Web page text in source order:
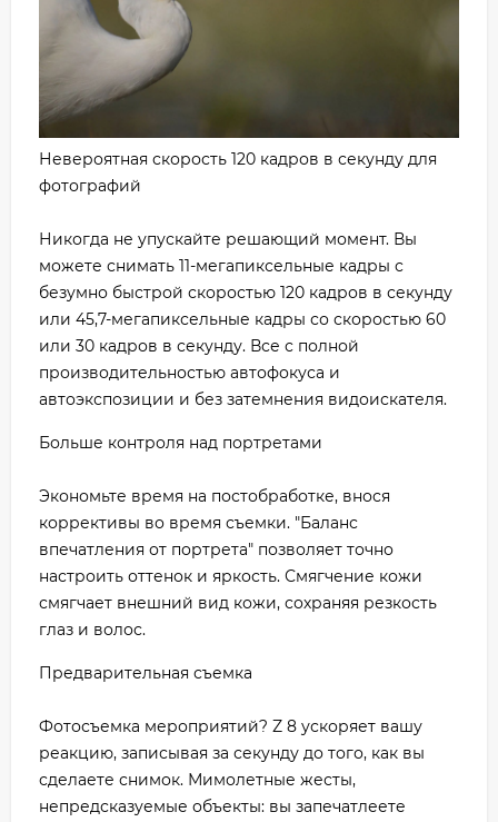
Невероятная скорость 120 кадров в секунду для
фотографий
Никогда не упускайте решающий момент. Вы
можете снимать 11-мегапиксельные кадры с
безумно быстрой скоростью 120 кадров в секунду
или 45,7-мегапиксельные кадры со скоростью 60
или 30 кадров в секунду. Все с полной
производительностью автофокуса и
автоэкспозиции и без затемнения видоискателя.
Больше контроля над портретами
Экономьте время на постобработке, внося
коррективы во время съемки. "Баланс
впечатления от портрета" позволяет точно
настроить оттенок и яркость. Смягчение кожи
смягчает внешний вид кожи, сохраняя резкость
глаз и волос.
Предварительная съемка
Фотосъемка мероприятий? Z 8 ускоряет вашу
реакцию, записывая за секунду до того, как вы
сделаете снимок. Мимолетные жесты,
непредсказуемые объекты: вы запечатлеете